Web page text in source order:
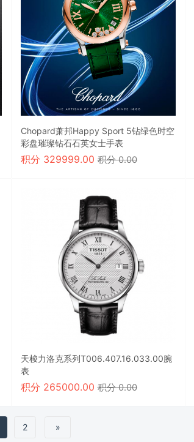
Chopard萧邦Happy Sport 5钻绿色时空
彩盘璀璨钻石石英女士手表
积分 329999.00积分 0.00
天梭力洛克系列T006.407.16.033.00腕
表
积分 265000.00积分 0.00
2 »